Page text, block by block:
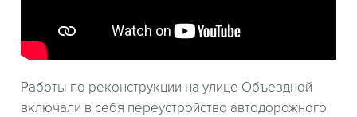
Работы по реконструкции на улице Объездной
включали в себя переустройство автодорожного